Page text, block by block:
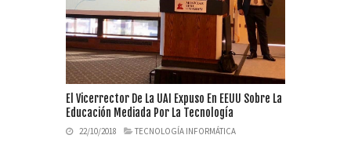
El Vicerrector De La UAI Expuso En EEUU Sobre La
Educación Mediada Por La Tecnología
22/10/2018 TECNOLOGÍA INFORMÁTICA